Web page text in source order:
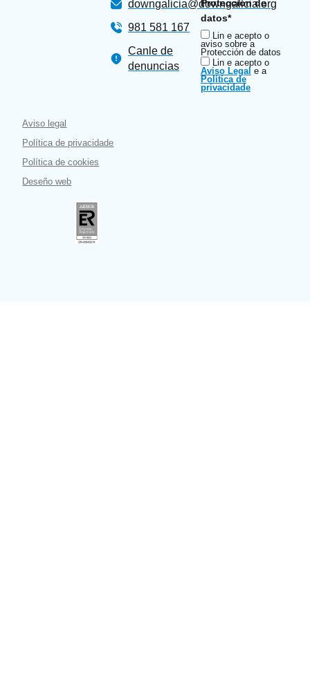
downgalicia@downgalicia.org
981 581 167
Canle de
denuncias
Protección de
datos*
Lin e acepto o
aviso sobre a
Protección de datos
Lin e acepto o
Aviso Legal e a
Política de
privacidade
Aviso legal
Política de privacidade
Política de cookies
Deseño web